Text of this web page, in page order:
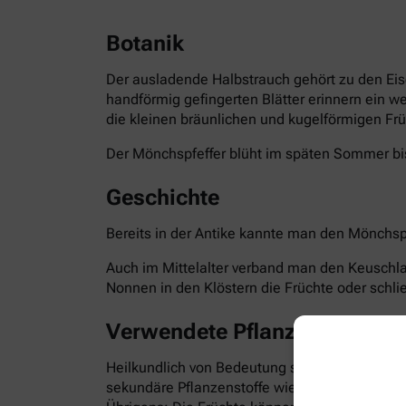
Botanik
Der ausladende Halbstrauch gehört zu den
handförmig gefingerten Blätter erinnern ein
die kleinen bräunlichen und kugelförmigen
Der Mönchspfeffer blüht im späten Sommer
Geschichte
Bereits in der Antike kannte man den
Auch im Mittelalter verband man den
Nonnen in den Klöstern die Früchte oder
Verwendete Pflanzenteile
Heilkundlich von Bedeutung sind die reifen
sekundäre Pflanzenstoffe wie Flavonoide,